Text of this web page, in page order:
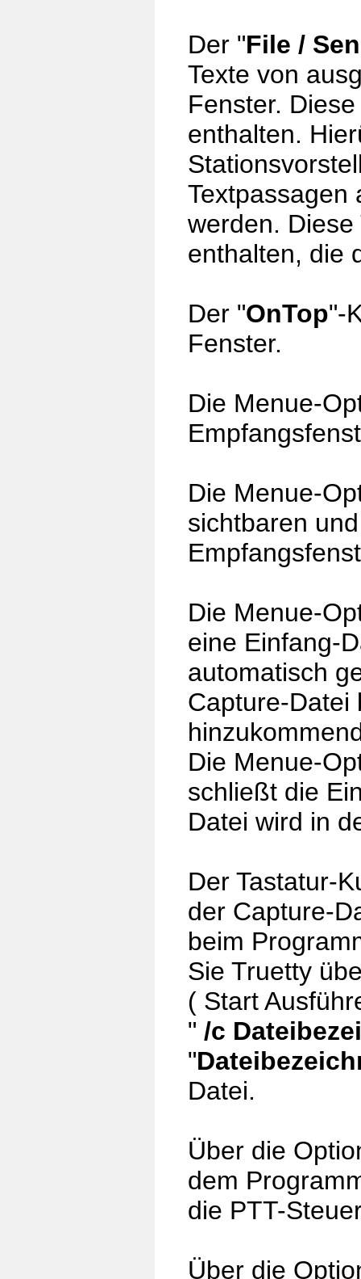
Der "File /
Texte von
Fenster.
enthalten.
Textpassagen
werden.
enthalten, die
Der "OnTop"-
Fenster.
Die Menue-
Die Menue-
sichtbaren
Die Menue-
eine Einfang-
automatisch
Capture-Datei
Die Menue-
schließt die
Datei wird in
Der Tastatur-
der Capture-
beim
Sie Truetty
( Start
" /c
"
Datei.
Über die
dem
die PTT-
Über die